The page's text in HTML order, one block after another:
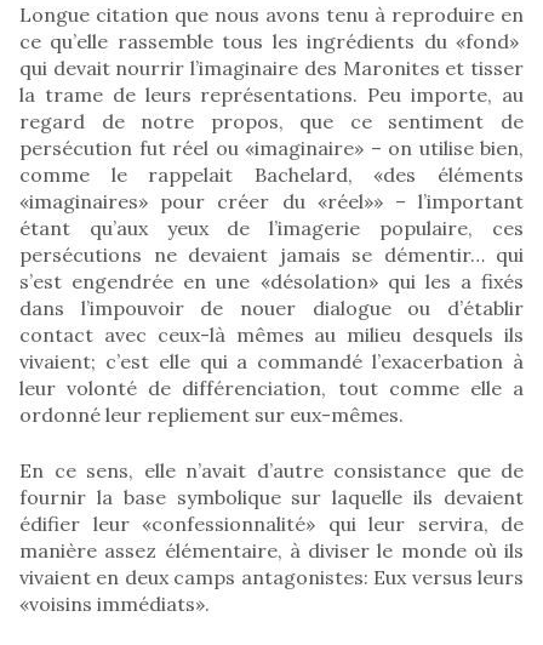
Longue citation que nous avons tenu à reproduire en
ce qu’elle rassemble tous les ingrédients du «fond»
qui devait nourrir l’imaginaire des Maronites et tisser
la trame de leurs représentations. Peu importe, au
regard de notre propos, que ce sentiment de
persécution fut réel ou «imaginaire» – on utilise bien,
comme le rappelait Bachelard, «des éléments
«imaginaires» pour créer du «réel»» – l’important
étant qu’aux yeux de l’imagerie populaire, ces
persécutions ne devaient jamais se démentir… qui
s’est engendrée en une «désolation» qui les a fixés
dans l’impouvoir de nouer dialogue ou d’établir
contact avec ceux-là mêmes au milieu desquels ils
vivaient; c’est elle qui a commandé l’exacerbation à
leur volonté de différenciation, tout comme elle a
ordonné leur repliement sur eux-mêmes.
En ce sens, elle n’avait d’autre consistance que de
fournir la base symbolique sur laquelle ils devaient
édifier leur «confessionnalité» qui leur servira, de
manière assez élémentaire, à diviser le monde où ils
vivaient en deux camps antagonistes: Eux versus leurs
«voisins immédiats».